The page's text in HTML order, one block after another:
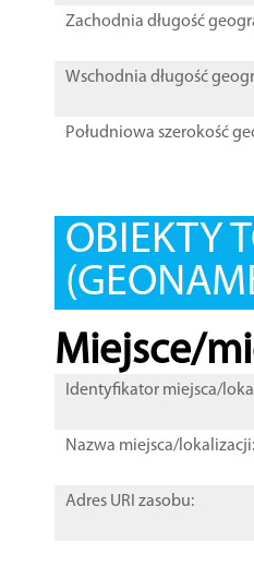
Zachodnia długość
Wschodnia długość
Południowa szerokość
OBIEKTY
Miejsce/
Identyfikator miejsca/
Nazwa miejsca/lokalizacji:
Adres URI zasobu: